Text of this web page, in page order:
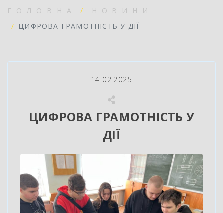
ГОЛОВНА
НОВИНИ
ЦИФРОВА ГРАМОТНІСТЬ У ДІЇ
14.02.2025
ЦИФРОВА ГРАМОТНІСТЬ У
ДІЇ